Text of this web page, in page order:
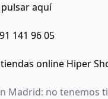
pulsar aquí
91 141 96 05
online Hiper
Madrid: no tenemos